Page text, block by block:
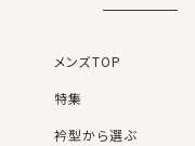
メンズTOP
特集
衿型から選ぶ